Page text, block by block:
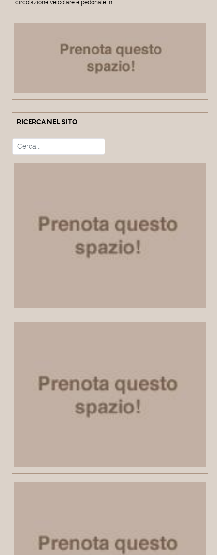
circolazione veicolare e pedonale in…
RICERCA NEL SITO
Cerca Type 2 or more characters for